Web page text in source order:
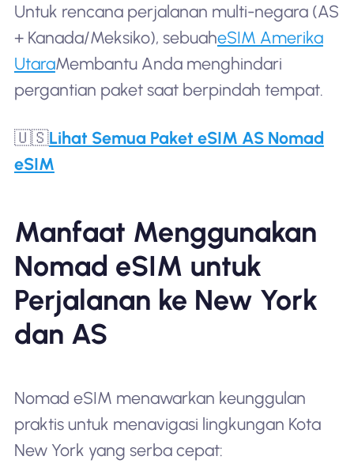
Untuk rencana perjalanan multi-negara (AS
+ Kanada/Meksiko), sebuaheSIM Amerika
UtaraMembantu Anda menghindari
pergantian paket saat berpindah tempat.
🇺🇸Lihat Semua Paket eSIM AS Nomad
eSIM
Manfaat Menggunakan
Nomad eSIM untuk
Perjalanan ke New York
dan AS
Nomad eSIM menawarkan keunggulan
praktis untuk menavigasi lingkungan Kota
New York yang serba cepat: